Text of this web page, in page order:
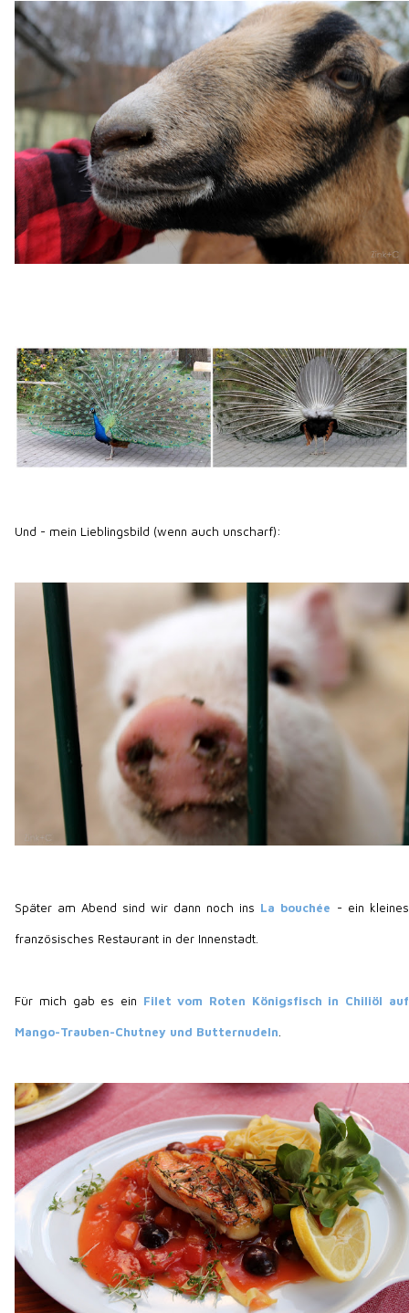
Und - mein Lieblingsbild (wenn auch unscharf):
Später am Abend sind wir dann noch ins La bouchée - ein kleines
französisches Restaurant in der Innenstadt.
Für mich gab es ein Filet vom Roten Königsfisch in Chiliöl auf
Mango-Trauben-Chutney und Butternudeln